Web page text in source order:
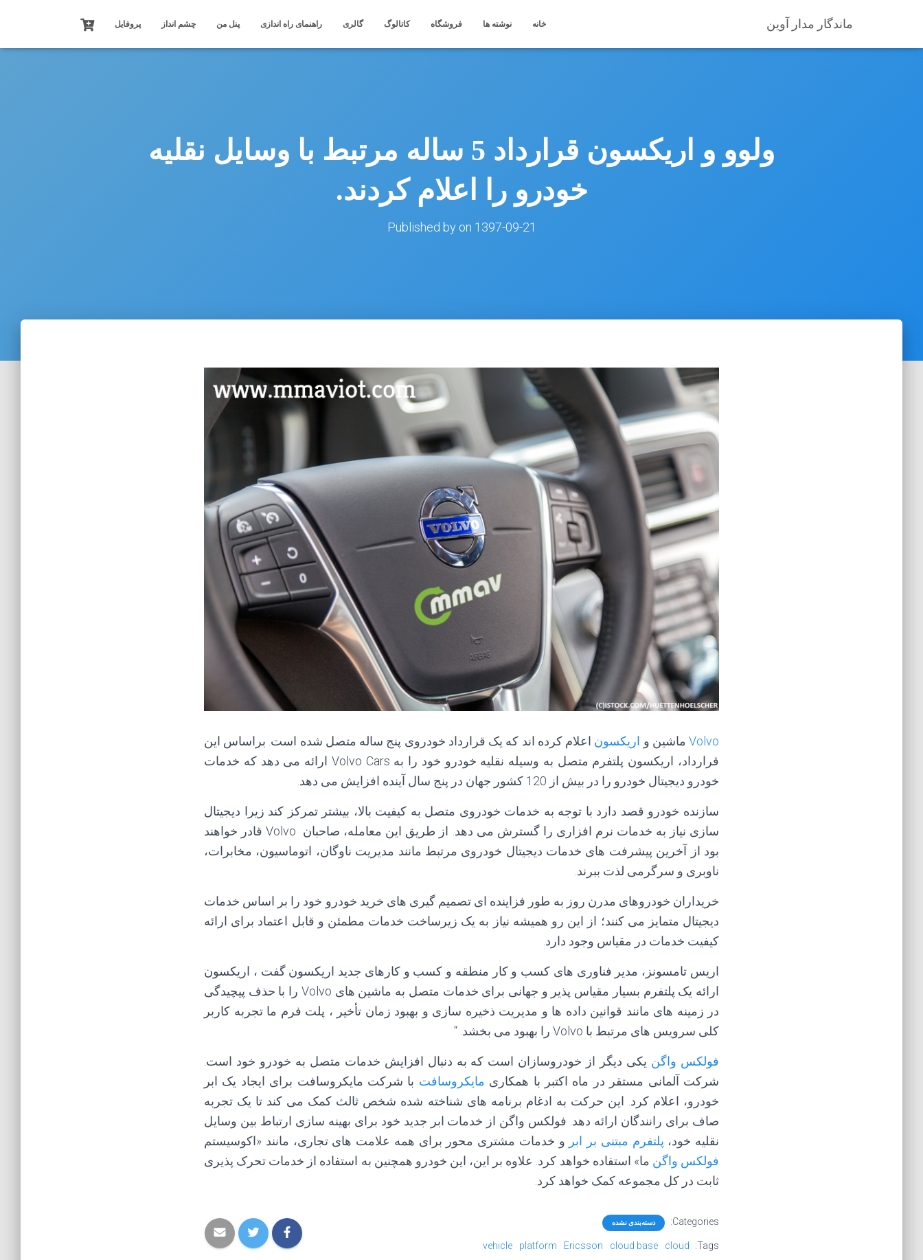
ماندگار مدار آوین خانه نوشته ها فروشگاه کاتالوگ گالری راهنمای راه اندازی پنل من چشم انداز پروفایل
ولوو و اریکسون قرارداد 5 ساله مرتبط با وسایل نقلیه
خودرو را اعلام کردند.
Published by on 1397-09-21
Volvoماشین و اریکسون اعلام کرده اند که یک قرارداد خودروی پنج ساله متصل شده است. براساس این
قرارداد، اریکسون پلتفرم متصل به وسیله نقلیه خودرو خود را به Volvo Cars ارائه می دهد که خدمات
خودرو دیجیتال خودرو را در بیش از 120 کشور جهان در پنج سال آینده افزایش می دهد.
سازنده خودرو قصد دارد با توجه به خدمات خودروی متصل به کیفیت بالا، بیشتر تمرکز کند زیرا دیجیتال
سازی نیاز به خدمات نرم افزاری را گسترش می دهد. از طریق این معامله، صاحبان Volvo قادر خواهند
بود از آخرین پیشرفت های خدمات دیجیتال خودروی مرتبط مانند مدیریت ناوگان، اتوماسیون، مخابرات،
ناوبری و سرگرمی لذت ببرند.
خریداران خودروهای مدرن روز به طور فزاینده ای تصمیم گیری های خرید خودرو خود را بر اساس خدمات
دیجیتال متمایز می کنند؛ از این رو همیشه نیاز به یک زیرساخت خدمات مطمئن و قابل اعتماد برای ارائه
کیفیت خدمات در مقیاس وجود دارد.
اریس تامسونز، مدیر فناوری های کسب و کار منطقه و کسب و کارهای جدید اریکسون گفت ، اریکسون
ارائه یک پلتفرم بسیار مقیاس پذیر و جهانی برای خدمات متصل به ماشین های Volvo را با حذف پیچیدگی
در زمینه های مانند قوانین داده ها و مدیریت ذخیره سازی و بهبود زمان تأخیر ، پلت فرم ما تجربه کاربر
کلی سرویس های مرتبط با Volvo را بهبود می بخشد. “
فولکس واگن یکی دیگر از خودروسازان است که به دنبال افزایش خدمات متصل به خودرو خود است.
شركت آلمانی مستقر در ماه اكتبر با همكاری مایكروسافت با شركت مایكروسافت برای ایجاد یک ابر
خودرو، اعلام كرد. این حرکت به ادغام برنامه های شناخته شده شخص ثالث کمک می کند تا یک تجربه
صاف برای رانندگان ارائه دهد. فولکس واگن از خدمات ابر جدید خود برای بهینه سازی ارتباط بین وسایل
نقلیه خود، پلتفرم مبتنی بر ابر و خدمات مشتری محور برای همه علامت های تجاری، مانند «اکوسیستم
فولکس واگن ما» استفاده خواهد کرد. علاوه بر این، این خودرو همچنین به استفاده از خدمات تحرک پذیری
ثابت در کل مجموعه کمک خواهد کرد.
Categories: دسته‌بندی نشده
Tags:
cloud
cloud base
Ericsson
platform
vehicle